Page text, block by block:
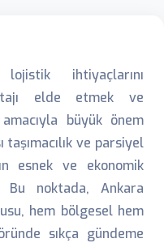
ihtiyaçlarını
elde etmek ve
büyük önem
ve parsiyel
esnek ve ekonomik
Bu noktada, Ankara
hem bölgesel hem
sıkça gündeme